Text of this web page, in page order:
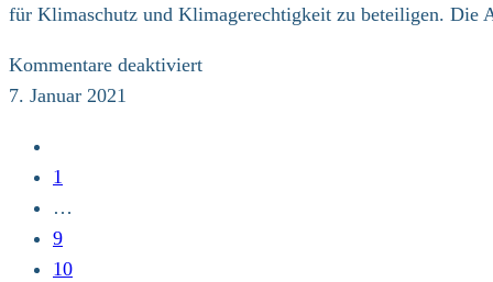
Klimapilgerweg
für Klimaschutz und Klimagerechtigkeit zu beteiligen. Die
Kommentare deaktiviertfür
7. Januar 2021
vorherigen
Seite
1
…
9
10